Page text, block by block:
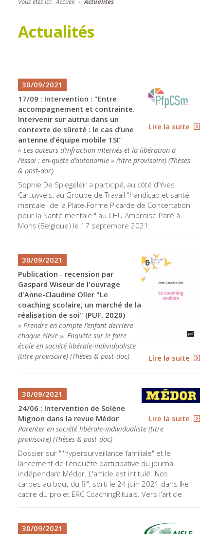
Actualités
Lire la suite
30/09/2021
17/09 : Intervention : "Entre
accompagnement et contrainte.
Intervenir sur autrui dans un
contexte de sûreté : le cas d’une
antenne d’équipe mobile TSI"
« Les auteurs d’infraction internés et la libération à
l’essai : en-quête d’autonomie » (titre provisoire) (Thèses
& post-doc)
Sophie De Spiegeleir a participé, au côté d'Yves
Cartuyvels, au Groupe de Travail "handicap et santé
mentale" de la Plate-Forme Picarde de Concertation
pour la Santé mentale " au CHU Ambroise Paré à
Mons (Belgique) le 17 septembre 2021.
Lire la suite
30/09/2021
Publication - recension par
Gaspard Wiseur de l'ouvrage
d'Anne-Claudine Oller "Le
coaching scolaire, un marché de la
réalisation de soi" (PUF, 2020)
« Prendre en compte l’enfant derrière
chaque élève ». Enquête sur le faire
école en société libérale-individualiste
(titre provisoire) (Thèses & post-doc)
Lire la suite
30/09/2021
24/06 : Intervention de Solène
Mignon dans la revue Médor
Parenter en société libérale-individualiste (titre
provisoire) (Thèses & post-doc)
Dossier sur "l'hypersurveillance familiale" et le
lancement de l'enquête participative du journal
indépendant Médor. L'article est intitulé "Nos
carpes au bout du fil", sorti le 24 juin 2021 dans lke
cadre du projet ERC CoachingRituals. Vers l'article
30/09/2021